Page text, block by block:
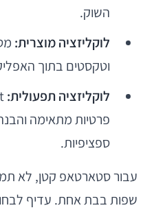
השוק.
לוקליזציה מוצרית:
וטקסטים בתוך
לוקליזציה תפעולית:
פרטיות מתאימה
ספציפיות.
עבור סטארטאפ קטן, לא